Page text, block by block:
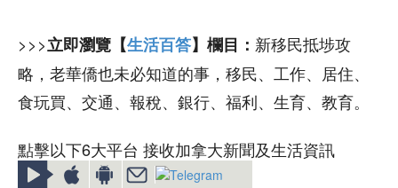
>>>立即瀏覽【生活百答】欄目： 新移民抵埗攻
略，老華僑也未必知道的事，移民、工作、居住、
食玩買、交通、報稅、銀行、福利、生育、教育。
點擊以下6大平台 接收加拿大新聞及生活資訊